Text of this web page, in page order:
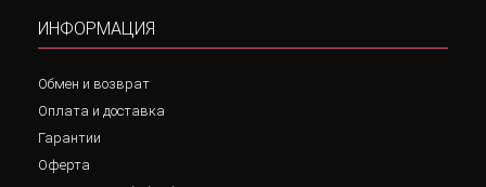
ИНФОРМАЦИЯ
Обмен и возврат
Оплата и доставка
Гарантии
Оферта